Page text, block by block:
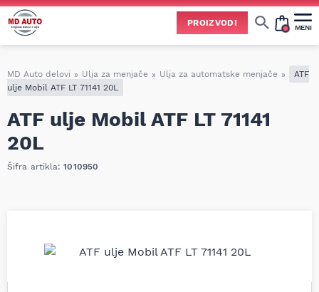
PROIZVODI MENI
MD Auto delovi » Ulja za menjače » Ulja za automatske menjače »
ATF
ulje Mobil ATF LT 71141 20L
ATF ulje Mobil ATF LT 71141
20L
Šifra artikla:1010950